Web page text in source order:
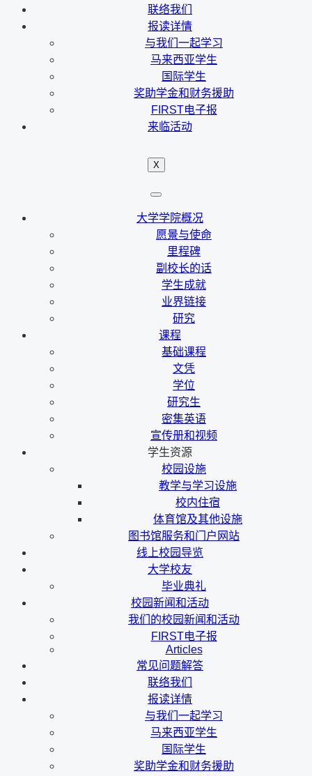
联络我们
报读详情
与我们一起学习
马来西亚学生
国际学生
奖助学金和财务援助
FIRST电子报
来临活动
X
大学学院概况
愿景与使命
里程碑
副校长的话
学生成就
业界链接
研究
课程
基础课程
文凭
学位
研究生
密集英语
宣传册和视频
学生资源
校园设施
教学与学习设施
校内住宿
体育馆及其他设施
图书馆服务和门户网站
线上校园导览
大学校友
毕业典礼
校园新闻和活动
我们的校园新闻和活动
FIRST电子报
Articles
常见问题解答
联络我们
报读详情
与我们一起学习
马来西亚学生
国际学生
奖助学金和财务援助